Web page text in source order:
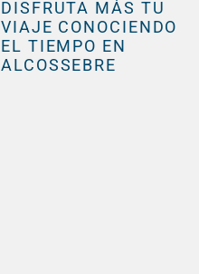
DISFRUTA MÁS TU
VIAJE CONOCIENDO
EL TIEMPO EN
ALCOSSEBRE